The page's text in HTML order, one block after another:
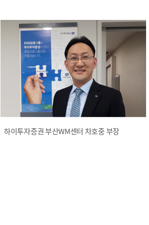
하이투자증권 부산WM센터 차호중 부장